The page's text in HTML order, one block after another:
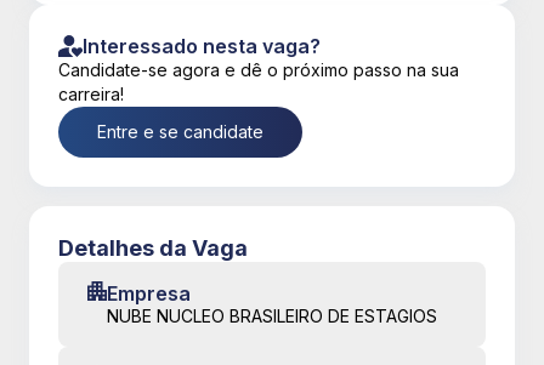
Interessado nesta vaga?
Candidate-se agora e dê o próximo passo na sua
carreira!
Entre e se candidate
Detalhes da Vaga
Empresa
NUBE NUCLEO BRASILEIRO DE ESTAGIOS